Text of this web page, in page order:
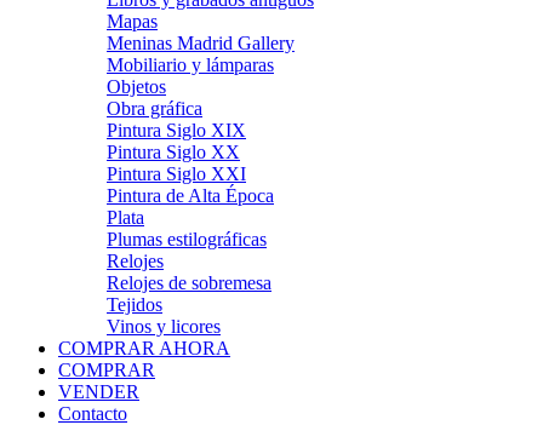
Mapas
Meninas Madrid Gallery
Mobiliario y lámparas
Objetos
Obra gráfica
Pintura Siglo XIX
Pintura Siglo XX
Pintura Siglo XXI
Pintura de Alta Época
Plata
Plumas estilográficas
Relojes
Relojes de sobremesa
Tejidos
Vinos y licores
COMPRAR AHORA
COMPRAR
VENDER
Contacto